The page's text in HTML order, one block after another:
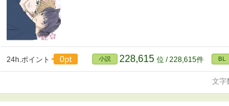
24h.ポイント 0pt 小説 228,615 位 / 228,615件 BL
文字